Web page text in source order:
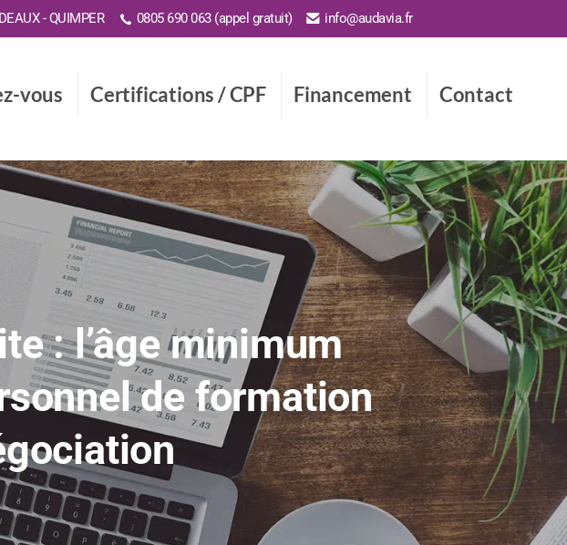
- QUIMPER 0805 690 063 (appel gratuit) info@audavia.fr
vous Certifications / CPF Financement Contact
: l’âge minimum
de formation